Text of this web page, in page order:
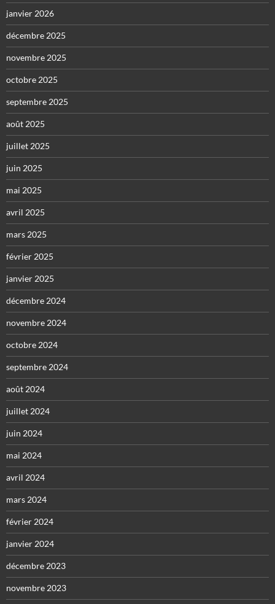
janvier 2026
décembre 2025
novembre 2025
octobre 2025
septembre 2025
août 2025
juillet 2025
juin 2025
mai 2025
avril 2025
mars 2025
février 2025
janvier 2025
décembre 2024
novembre 2024
octobre 2024
septembre 2024
août 2024
juillet 2024
juin 2024
mai 2024
avril 2024
mars 2024
février 2024
janvier 2024
décembre 2023
novembre 2023